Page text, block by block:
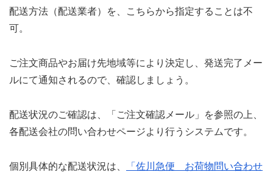
配送方法（配送業者）を、こちらから指定することは不
可。
ご注文商品やお届け先地域等により決定し、発送完了メー
ルにて通知されるので、確認しましょう。
配送状況のご確認は、「ご注文確認メール」を参照の上、
各配送会社の問い合わせページより行うシステムです。
個別具体的な配送状況は、
「佐川急便 お荷物問い合わせ